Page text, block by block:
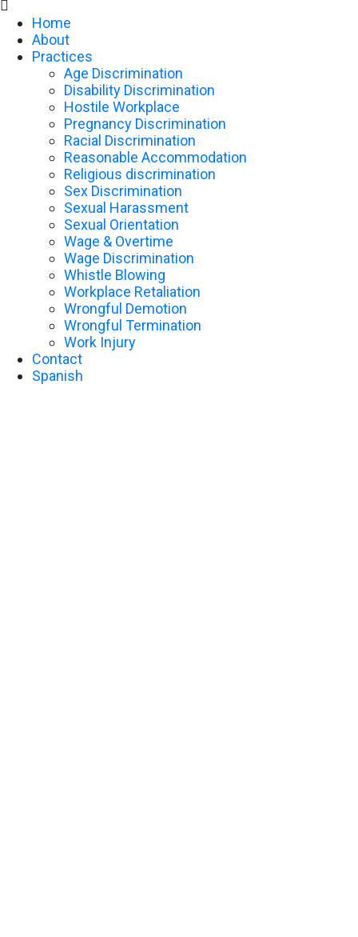

Home
About
Practices
Age Discrimination
Disability Discrimination
Hostile Workplace
Pregnancy Discrimination
Racial Discrimination
Reasonable Accommodation
Religious discrimination
Sex Discrimination
Sexual Harassment
Sexual Orientation
Wage & Overtime
Wage Discrimination
Whistle Blowing
Workplace Retaliation
Wrongful Demotion
Wrongful Termination
Work Injury
Contact
Spanish